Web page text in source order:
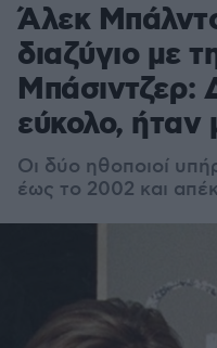
Άλεκ
διαζύγιο με
Μπάσιντζερ:
εύκολο, ήταν
Οι δύο ηθοποιοί
έως το 2002 και